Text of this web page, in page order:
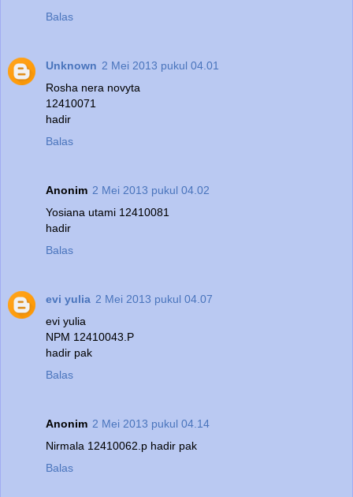
Balas
Unknown 2 Mei 2013 pukul 04.01
Rosha nera novyta
12410071
hadir
Balas
Anonim 2 Mei 2013 pukul 04.02
Yosiana utami 12410081
hadir
Balas
evi yulia 2 Mei 2013 pukul 04.07
evi yulia
NPM 12410043.P
hadir pak
Balas
Anonim 2 Mei 2013 pukul 04.14
Nirmala 12410062.p hadir pak
Balas